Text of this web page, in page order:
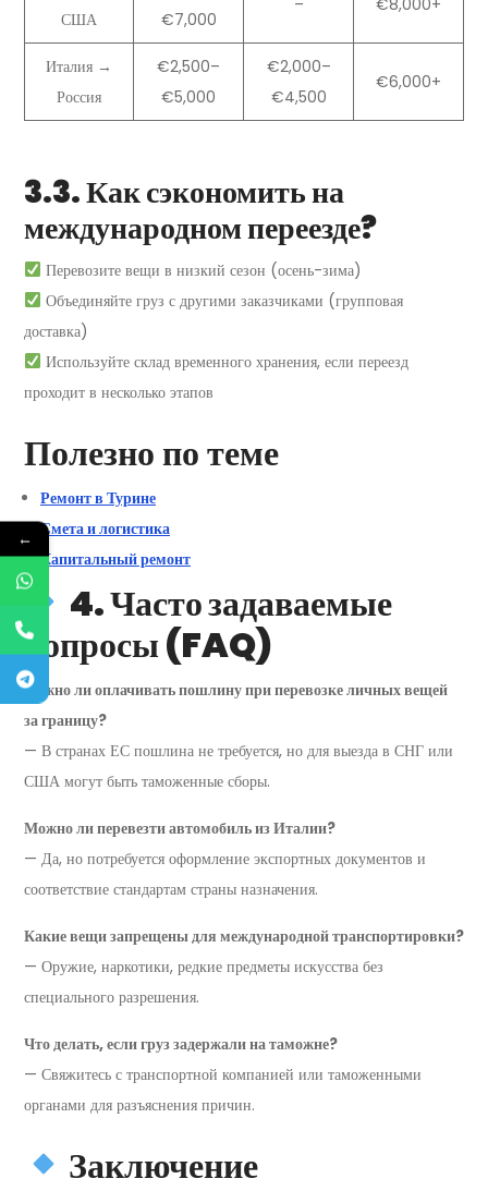
США
€7,000
– €8,000+
Италия →
Россия
€2,500–
€5,000
€2,000–
€4,500
€6,000+
3.3. Как сэкономить на
международном переезде?
Перевозите вещи в низкий сезон (осень-зима)
Объединяйте груз с другими заказчиками (групповая
доставка)
Используйте склад временного хранения, если переезд
проходит в несколько этапов
Полезно по теме
Ремонт в Турине
Смета и логистика
Капитальный ремонт
4. Часто задаваемые
вопросы (FAQ)
Нужно ли оплачивать пошлину при перевозке личных вещей
за границу?
— В странах ЕС пошлина не требуется, но для выезда в СНГ или
США могут быть таможенные сборы.
Можно ли перевезти автомобиль из Италии?
— Да, но потребуется оформление экспортных документов и
соответствие стандартам страны назначения.
Какие вещи запрещены для международной транспортировки?
— Оружие, наркотики, редкие предметы искусства без
специального разрешения.
Что делать, если груз задержали на таможне?
— Свяжитесь с транспортной компанией или таможенными
органами для разъяснения причин.
Заключение
←